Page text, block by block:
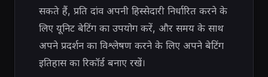
सकते हैं, प्रति दांव अपनी हिस्सेदारी निर्धारित करने के
लिए यूनिट बेटिंग का उपयोग करें, और समय के साथ
अपने प्रदर्शन का विश्लेषण करने के लिए अपने बेटिंग
इतिहास का रिकॉर्ड बनाए रखें।